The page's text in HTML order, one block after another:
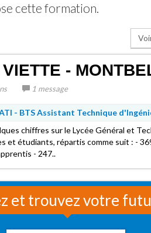
cette formation.
-
1 message
- BTS Assistant Technique
chiffres sur le Lycée Général et
et étudiants, répartis comme suit : -
- 247..
et trouvez votre